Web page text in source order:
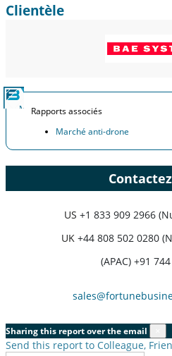
Clientèle
Rapports associés
Marché anti-drone
US +1 833 909 2966
UK +44 808 502 0280
(APAC) +91
Sharing this report over the email
Send this report to Colleague,